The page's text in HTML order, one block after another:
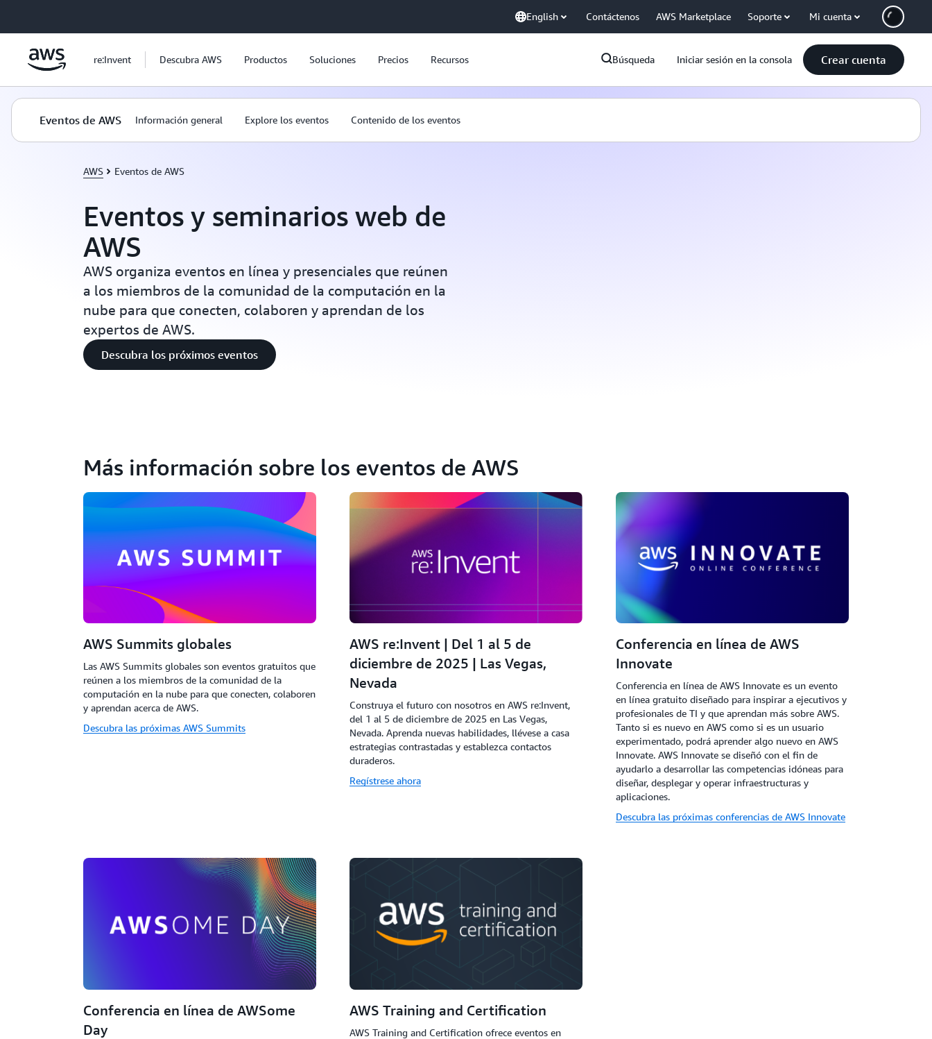
English Contáctenos AWS Marketplace Soporte Mi cuenta
re:Invent Descubra AWS Productos Soluciones Precios Recursos Búsqueda Iniciar sesión en la consola Crear cuenta
Eventos de AWS Información general Explore los eventos Contenido de los eventos
AWS Eventos de AWS
Eventos y seminarios web de
AWS
AWS organiza eventos en línea y presenciales que reúnen
a los miembros de la comunidad de la computación en la
nube para que conecten, colaboren y aprendan de los
expertos de AWS.
Descubra los próximos eventos
Más información sobre los eventos de AWS
AWS Summits globales
Las AWS Summits globales son eventos gratuitos que
reúnen a los miembros de la comunidad de la
computación en la nube para que conecten, colaboren
y aprendan acerca de AWS.
Descubra las próximas AWS Summits
AWS re:Invent | Del 1 al 5 de
diciembre de 2025 | Las Vegas,
Nevada
Construya el futuro con nosotros en AWS re:Invent,
del 1 al 5 de diciembre de 2025 en Las Vegas,
Nevada. Aprenda nuevas habilidades, llévese a casa
estrategias contrastadas y establezca contactos
duraderos.
Regístrese ahora
Conferencia en línea de AWS
Innovate
Conferencia en línea de AWS Innovate es un evento
en línea gratuito diseñado para inspirar a ejecutivos y
profesionales de TI y que aprendan más sobre AWS.
Tanto si es nuevo en AWS como si es un usuario
experimentado, podrá aprender algo nuevo en AWS
Innovate. AWS Innovate se diseñó con el fin de
ayudarlo a desarrollar las competencias idóneas para
diseñar, desplegar y operar infraestructuras y
aplicaciones.
Descubra las próximas conferencias de AWS Innovate
Conferencia en línea de AWSome
Day
AWS Training and Certification
AWS Training and Certification ofrece eventos en